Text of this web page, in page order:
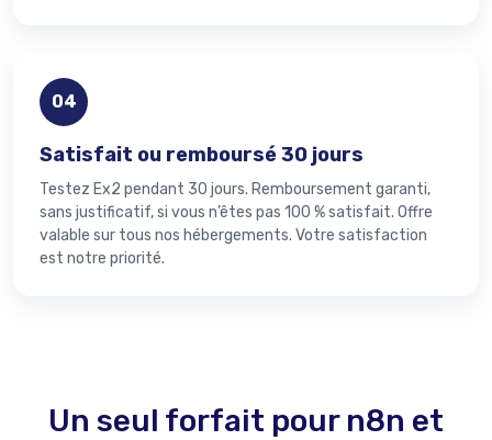
04
Satisfait ou remboursé 30 jours
Testez Ex2 pendant 30 jours. Remboursement garanti,
sans justificatif, si vous n’êtes pas 100 % satisfait. Offre
valable sur tous nos hébergements. Votre satisfaction
est notre priorité.
Un seul forfait pour n8n et